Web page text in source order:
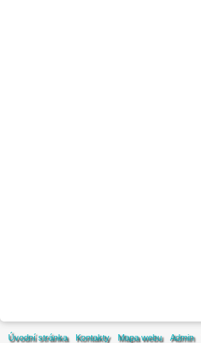
Úvodní stránka Kontakty Mapa webu Admin